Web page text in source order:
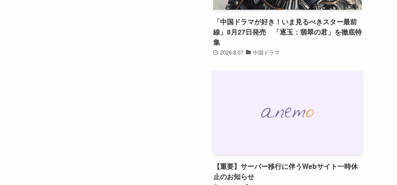
「中国ドラマが好き！いま見るべきスター最前
線」8月27日発売 「逐玉：翡翠の君」を徹底特
集
2026.8.07 中国ドラマ
【重要】サーバー移行に伴うWebサイト一時休
止のお知らせ